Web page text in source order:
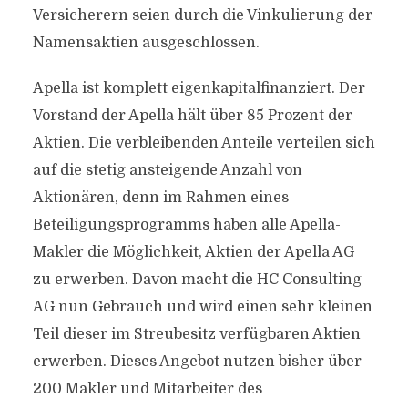
Versicherern seien durch die Vinkulierung der
Namensaktien ausgeschlossen.
Apella ist komplett eigenkapitalfinanziert. Der
Vorstand der Apella hält über 85 Prozent der
Aktien. Die verbleibenden Anteile verteilen sich
auf die stetig ansteigende Anzahl von
Aktionären, denn im Rahmen eines
Beteiligungsprogramms haben alle Apella-
Makler die Möglichkeit, Aktien der Apella AG
zu erwerben. Davon macht die HC Consulting
AG nun Gebrauch und wird einen sehr kleinen
Teil dieser im Streubesitz verfügbaren Aktien
erwerben. Dieses Angebot nutzen bisher über
200 Makler und Mitarbeiter des